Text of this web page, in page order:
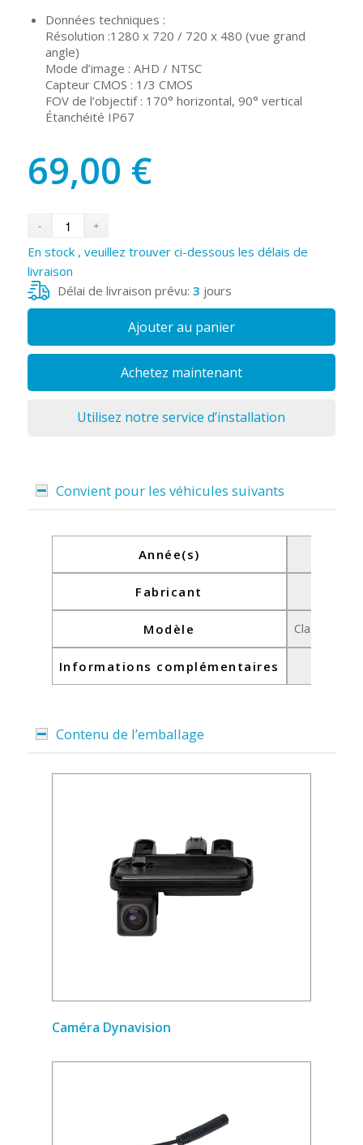
Données techniques :
Résolution :1280 x 720 / 720 x 480 (vue grand
angle)
Mode d’image : AHD / NTSC
Capteur CMOS : 1/3 CMOS
FOV de l’objectif : 170° horizontal, 90° vertical
Étanchéité IP67
69,00 €
En stock , veuillez trouver ci-dessous les délais de
livraison
Délai de livraison prévu: 3 jours
Ajouter au panier
Achetez maintenant
Utilisez notre service d’installation
Convient pour les véhicules suivants
Année(s)
Fabricant
Modèle
Informations complémentaires
Classe B
Contenu de l’emballage
Caméra Dynavision